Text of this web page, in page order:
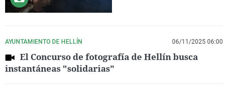
AYUNTAMIENTO DE HELLÍN 06/11/2025 06:00
El Concurso de fotografía de Hellín busca
instantáneas "solidarias"